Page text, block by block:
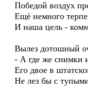
Победой воздух
Ещё немного
И наша цель -
Вылез дотошный
- А где же снимки
Его двое в
Не лез бы с